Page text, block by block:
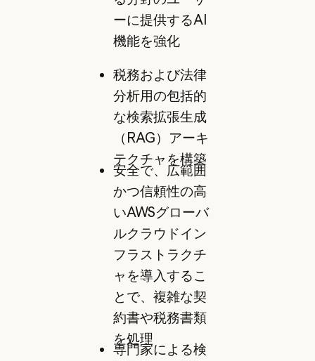
ーに提供するAI
機能を強化
税務および法律
分析用の包括的
な検索拡張生成
（RAG）アーキ
テクチャを構築
安全で、広範囲
かつ信頼性の高
いAWSグローバ
ルクラウドイン
フラストラクチ
ャを導入するこ
とで、複雑な契
約書や税務書類
を処理
専門家による検